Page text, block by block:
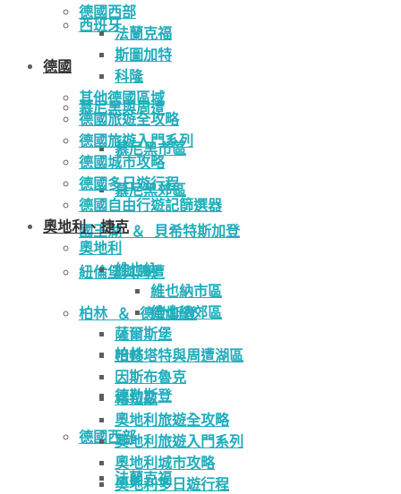
西班牙
德國
慕尼黑與周遭
慕尼黑市區
慕尼黑郊區
國王湖 ＆ 貝希特斯加登
紐倫堡與周遭
柏林 ＆ 德勒斯登
柏林
德勒斯登
德國西部
法蘭克福
德國西部
法蘭克福
斯圖加特
科隆
其他德國區域
德國旅遊全攻略
德國旅遊入門系列
德國城市攻略
德國多日遊行程
德國自由行遊記篩選器
奧地利、捷克
奧地利
維也納
維也納市區
維也納郊區
薩爾斯堡
哈修塔特與周遭湖區
因斯布魯克
格拉茲
奧地利旅遊全攻略
奧地利旅遊入門系列
奧地利城市攻略
奧地利多日遊行程